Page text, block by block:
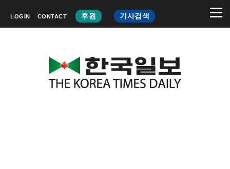
LOGIN CONTACT 후원 기사검색